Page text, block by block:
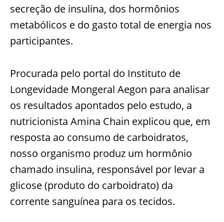
secreção de insulina, dos hormônios
metabólicos e do gasto total de energia nos
participantes.
Procurada pelo portal do Instituto de
Longevidade Mongeral Aegon para analisar
os resultados apontados pelo estudo, a
nutricionista Amina Chain explicou que, em
resposta ao consumo de carboidratos,
nosso organismo produz um hormônio
chamado insulina, responsável por levar a
glicose (produto do carboidrato) da
corrente sanguínea para os tecidos.